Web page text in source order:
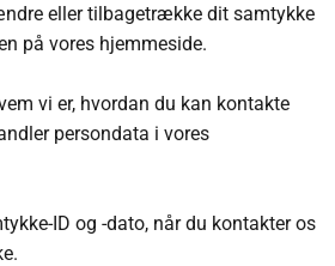
eller tilbagetrække dit samtykke
på vores hjemmeside.
vi er, hvordan du kan kontakte
persondata i vores
ID og -dato, når du kontakter os